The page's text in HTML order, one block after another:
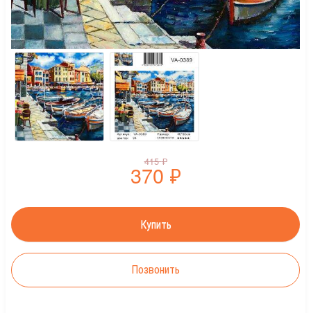
415₽
370 ₽
Позвонить